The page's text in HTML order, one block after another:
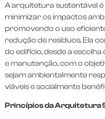
A arquitetura sustentável
minimizar os impactos
promovendo o uso
redução de resíduos. Ela
do edifício, desde a
e manutenção, com o
sejam ambientalmente
viáveis e socialmente
Princípios da Arquitetura